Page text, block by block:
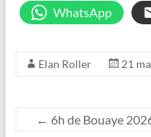
WhatsApp
Elan Roller 21
← 6h de Bouaye